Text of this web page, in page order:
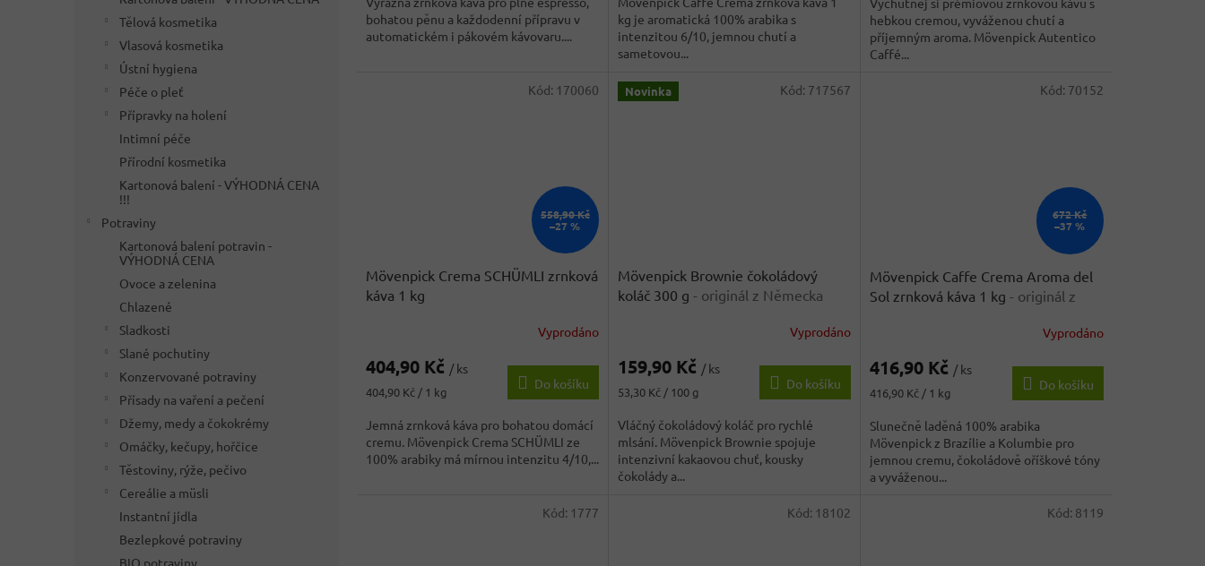
Tělová kosmetika
Vlasová kosmetika
Ústní hygiena
Péče o pleť
Přípravky na holení
Intimní péče
Přírodní kosmetika
Kartonová balení - VÝHODNÁ CENA
!!!
Potraviny
Kartonová balení potravin -
VÝHODNÁ CENA
Ovoce a zelenina
Chlazené
Sladkosti
Slané pochutiny
Konzervované potraviny
Přísady na vaření a pečení
Džemy, medy a čokokrémy
Omáčky, kečupy, hořčice
Těstoviny, rýže, pečivo
Cereálie a müsli
Instantní jídla
Bezlepkové potraviny
BIO potraviny
5
hvězdiček.
bohatou pěnu a každodenní přípravu v
automatickém i pákovém kávovaru....
5
hvězdiček.
kg je aromatická 100% arabika s
intenzitou 6/10, jemnou chutí a
sametovou...
5
hvězdiček.
hebkou cremou, vyváženou chutí a
příjemným aroma. Mövenpick Autentico
Caffé...
558,90 Kč
–27 %
Mövenpick Crema SCHÜMLI zrnková
káva 1 kg
produktu
3,0
z
hvězdiček.
Vyprodáno
404,90 Kč / ks
Měrná
404,90 Kč / 1 kg
Do košíku
Jemná zrnková káva pro bohatou domácí
cremu. Mövenpick Crema SCHÜMLI ze
100% arabiky má mírnou intenzitu 4/10,...
Kód: 170060 Novinka
Mövenpick Brownie čokoládový
koláč 300 g - originál z Německa
Vyprodáno
159,90 Kč / ks
Měrná
53,30 Kč / 100 g
Do košíku
Vláčný čokoládový koláč pro rychlé
mlsání. Mövenpick Brownie spojuje
intenzivní kakaovou chuť, kousky
čokolády a...
Kód: 717567
672 Kč
–37 %
Mövenpick Caffe Crema Aroma del
Sol zrnková káva 1 kg - originál z
Vyprodáno
416,90 Kč / ks
Měrná
416,90 Kč / 1 kg
Do košíku
Slunečně laděná 100% arabika
Mövenpick z Brazílie a Kolumbie pro
jemnou cremu, čokoládově oříškové tóny
a vyváženou...
Kód: 70152
Kód: 1777 Kód: 18102 Kód: 8119